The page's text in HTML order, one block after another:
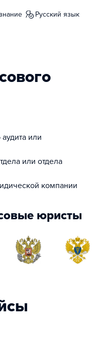
русский язык
или
или отдела
компании
юристы